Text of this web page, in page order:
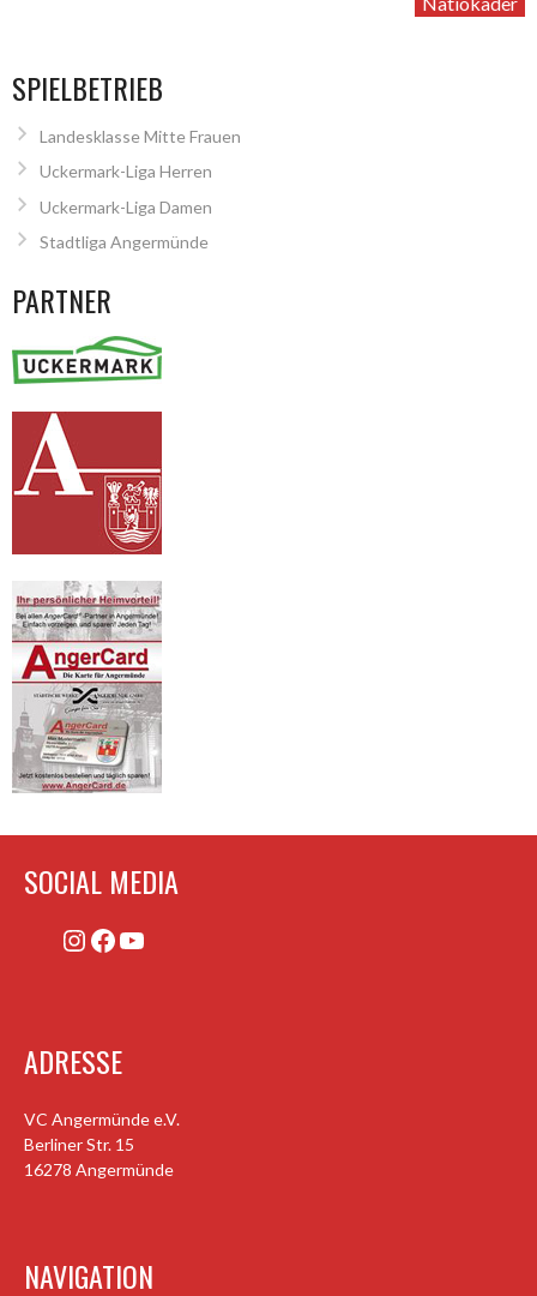
SPIELBETRIEB
Landesklasse Mitte Frauen
Uckermark-Liga Herren
Uckermark-Liga Damen
Stadtliga Angermünde
PARTNER
SOCIAL MEDIA
Instagram
Facebook
YouTube
ADRESSE
VC Angermünde e.V.
Berliner Str. 15
16278 Angermünde
NAVIGATION